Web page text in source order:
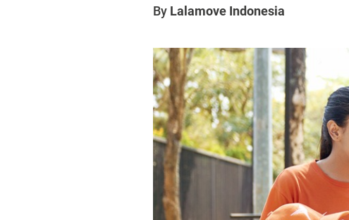
By Lalamove Indonesia